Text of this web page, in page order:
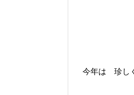
今年は 珍し